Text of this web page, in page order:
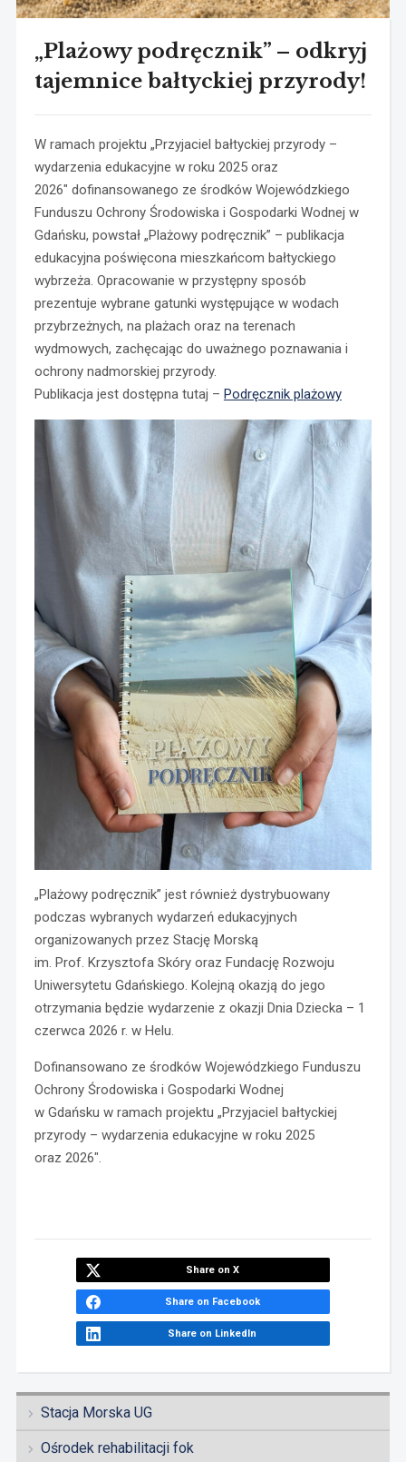
Stacja Morska UG
Ośrodek rehabilitacji fok
„Plażowy podręcznik” – odkryj
tajemnice bałtyckiej przyrody!
W ramach projektu „Przyjaciel bałtyckiej przyrody –
wydarzenia edukacyjne w roku 2025 oraz
2026″ dofinansowanego ze środków Wojewódzkiego
Funduszu Ochrony Środowiska i Gospodarki Wodnej w
Gdańsku, powstał „Plażowy podręcznik” – publikacja
edukacyjna poświęcona mieszkańcom bałtyckiego
wybrzeża. Opracowanie w przystępny sposób
prezentuje wybrane gatunki występujące w wodach
przybrzeżnych, na plażach oraz na terenach
wydmowych, zachęcając do uważnego poznawania i
ochrony nadmorskiej przyrody.
Publikacja jest dostępna tutaj – Podręcznik plażowy
„Plażowy podręcznik” jest również dystrybuowany
podczas wybranych wydarzeń edukacyjnych
organizowanych przez Stację Morską
im. Prof. Krzysztofa Skóry oraz Fundację Rozwoju
Uniwersytetu Gdańskiego. Kolejną okazją do jego
otrzymania będzie wydarzenie z okazji Dnia Dziecka – 1
czerwca 2026 r. w Helu.
Dofinansowano ze środków Wojewódzkiego Funduszu
Ochrony Środowiska i Gospodarki Wodnej
w Gdańsku w ramach projektu „Przyjaciel bałtyckiej
przyrody – wydarzenia edukacyjne w roku 2025
oraz 2026″.
Share on X
Share on Facebook
Share on LinkedIn